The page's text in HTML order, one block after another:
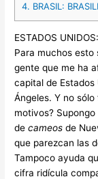
4. BRASIL:
ESTADOS
Para muchos esto
gente que me ha
capital de Estados
Ángeles. Y no
motivos?
decameos de
que parezcan las
Tampoco ayuda
cifra ridícula